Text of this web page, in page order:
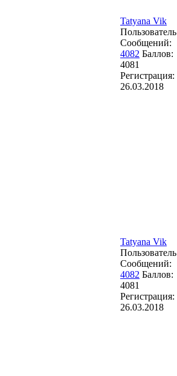
Tatyana Vik
Пользователь
Сообщений:
4082 Баллов:
4081
Регистрация:
26.03.2018
Tatyana Vik
Пользователь
Сообщений:
4082 Баллов:
4081
Регистрация:
26.03.2018